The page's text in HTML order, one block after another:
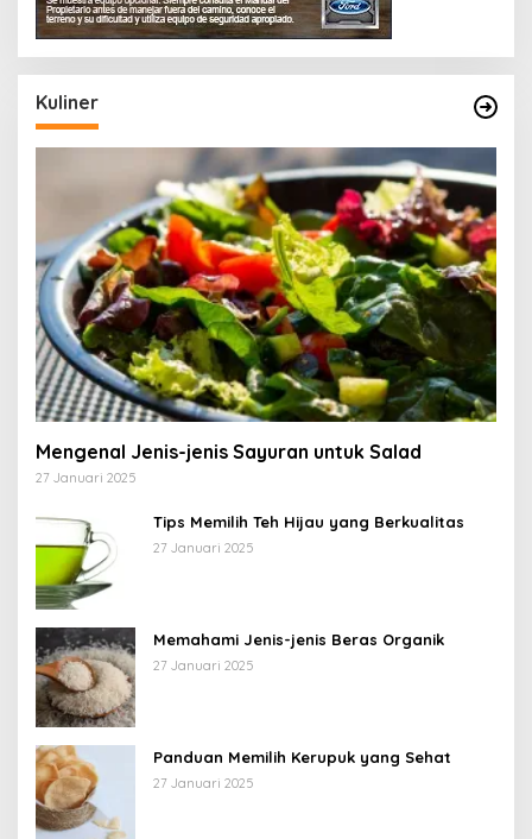
Kuliner
Mengenal Jenis-jenis Sayuran untuk Salad
27 Januari 2025
Tips Memilih Teh Hijau yang Berkualitas
27 Januari 2025
Memahami Jenis-jenis Beras Organik
27 Januari 2025
Panduan Memilih Kerupuk yang Sehat
27 Januari 2025